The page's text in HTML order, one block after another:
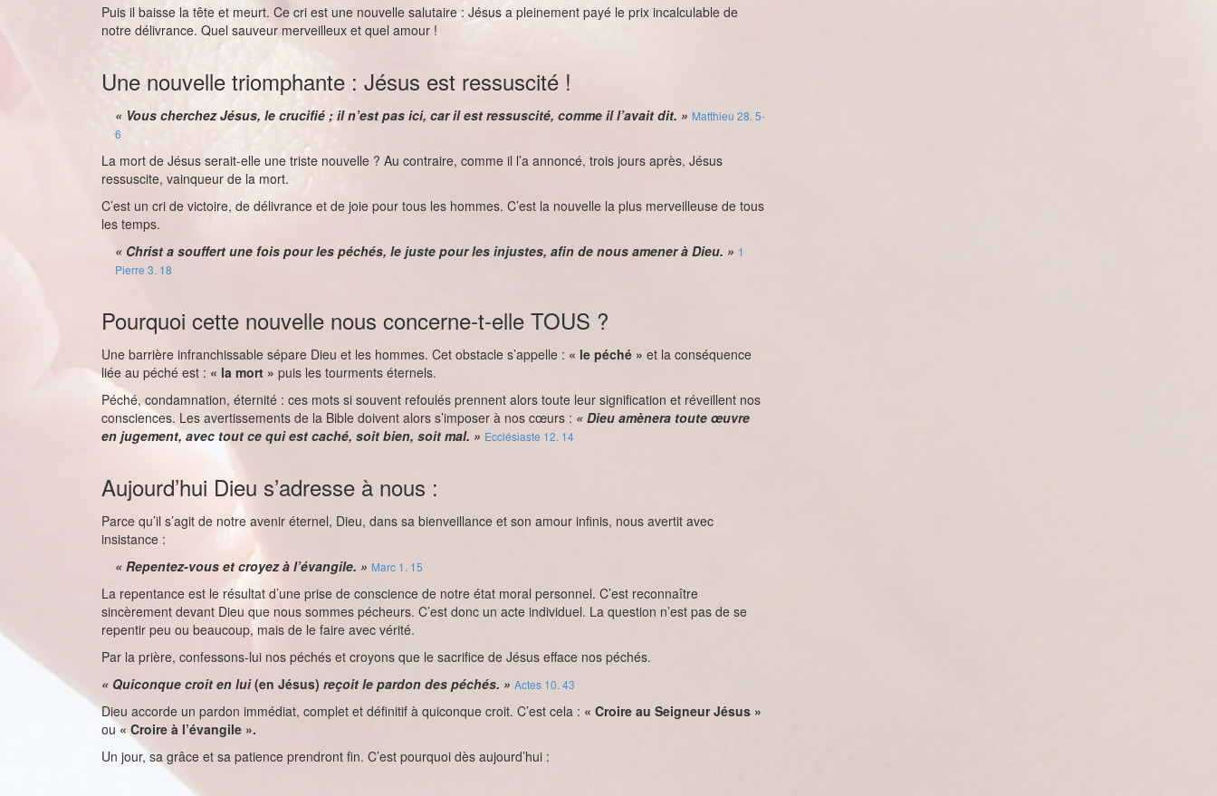
Puis il baisse la tête et meurt. Ce cri est une nouvelle salutaire : Jésus a pleinement payé le prix incalculable de
notre délivrance. Quel sauveur merveilleux et quel amour !
Une nouvelle triomphante : Jésus est ressuscité !
« Vous cherchez Jésus, le crucifié ; il n’est pas ici, car il est ressuscité, comme il l’avait dit. » Matthieu 28. 5-
6
La mort de Jésus serait-elle une triste nouvelle ? Au contraire, comme il l’a annoncé, trois jours après, Jésus
ressuscite, vainqueur de la mort.
C’est un cri de victoire, de délivrance et de joie pour tous les hommes. C’est la nouvelle la plus merveilleuse de tous
les temps.
« Christ a souffert une fois pour les péchés, le juste pour les injustes, afin de nous amener à Dieu. » 1
Pierre 3. 18
Pourquoi cette nouvelle nous concerne-t-elle TOUS ?
Une barrière infranchissable sépare Dieu et les hommes. Cet obstacle s’appelle : « le péché » et la conséquence
liée au péché est : « la mort » puis les tourments éternels.
Péché, condamnation, éternité : ces mots si souvent refoulés prennent alors toute leur signification et réveillent nos
consciences. Les avertissements de la Bible doivent alors s’imposer à nos cœurs : « Dieu amènera toute œuvre
en jugement, avec tout ce qui est caché, soit bien, soit mal. » Ecclésiaste 12. 14
Aujourd’hui Dieu s’adresse à nous :
Parce qu’il s’agit de notre avenir éternel, Dieu, dans sa bienveillance et son amour infinis, nous avertit avec
insistance :
« Repentez-vous et croyez à l’évangile. » Marc 1. 15
La repentance est le résultat d’une prise de conscience de notre état moral personnel. C’est reconnaître
sincèrement devant Dieu que nous sommes pécheurs. C’est donc un acte individuel. La question n’est pas de se
repentir peu ou beaucoup, mais de le faire avec vérité.
Par la prière, confessons-lui nos péchés et croyons que le sacrifice de Jésus efface nos péchés.
« Quiconque croit en lui(en Jésus) reçoit le pardon des péchés. » Actes 10. 43
Dieu accorde un pardon immédiat, complet et définitif à quiconque croit. C’est cela : « Croire au Seigneur Jésus »
ou« Croire à l’évangile ».
Un jour, sa grâce et sa patience prendront fin. C’est pourquoi dès aujourd’hui :